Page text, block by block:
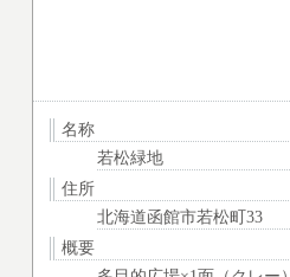
名称
若松緑地
住所
北海道函館市若松町33
概要